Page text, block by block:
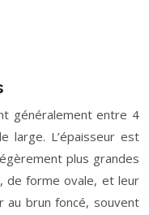
généralement entre 4
L’épaisseur est
plus grandes
de forme ovale, et leur
au brun foncé, souvent